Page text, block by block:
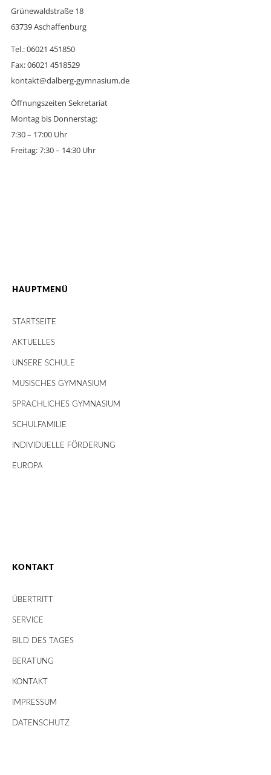
Grünewaldstraße 18
63739 Aschaffenburg
Tel.: 06021 451850
Fax: 06021 4518529
kontakt@dalberg-gymnasium.de
Öffnungszeiten Sekretariat
Montag bis Donnerstag:
7:30 – 17:00 Uhr
Freitag: 7:30 – 14:30 Uhr
HAUPTMENÜ
STARTSEITE
AKTUELLES
UNSERE SCHULE
MUSISCHES GYMNASIUM
SPRACHLICHES GYMNASIUM
SCHULFAMILIE
INDIVIDUELLE FÖRDERUNG
EUROPA
KONTAKT
ÜBERTRITT
SERVICE
BILD DES TAGES
BERATUNG
KONTAKT
IMPRESSUM
DATENSCHUTZ